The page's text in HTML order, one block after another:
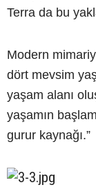
Terra da bu
Modern
dört mevsim
yaşam alanı
yaşamın
gurur kaynağı.”